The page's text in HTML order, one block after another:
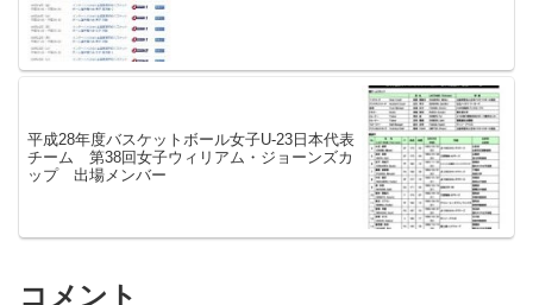
平成28年度バスケットボール女子U-23日本代表
チーム 第38回女子ウィリアム・ジョーンズカ
ップ 出場メンバー
コメント